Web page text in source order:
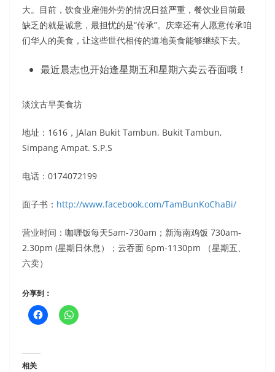
大。目前，饮食业雇佣外劳的情况日益严重，餐饮业目前最
缺乏的就是诚意，最担忧的是“传承”。庆幸还有人愿意传承咱
们华人的美食，让这些世代相传的道地美食能够继续下去。
最近晨志也开始逢星期五和星期六卖云吞面哦！
淡汶古早美食坊
地址： 1616，JAlan Bukit Tambun, Bukit Tambun,
Simpang Ampat. S.P.S
电话： 0174072199
面子书： http://www.facebook.com/TamBunKoChaBi/
营业时间：咖喱饭每天5am-730am；新海南鸡饭 730am-
2.30pm (星期日休息）；云吞面 6pm-1130pm （星期五、
六卖）
分享到：
相关